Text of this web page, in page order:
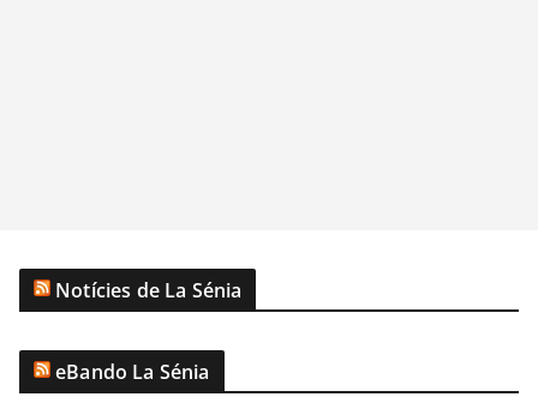
Notícies de La Sénia
eBando La Sénia